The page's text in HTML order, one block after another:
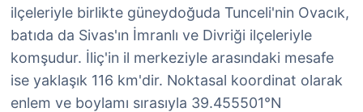
ilçeleriyle birlikte güneydoğuda Tunceli'nin Ovacık,
batıda da Sivas'ın İmranlı ve Divriği ilçeleriyle
komşudur. İliç'in il merkeziyle arasındaki mesafe
ise yaklaşık 116 km'dir. Noktasal koordinat olarak
enlem ve boylamı sırasıyla 39.455501°N